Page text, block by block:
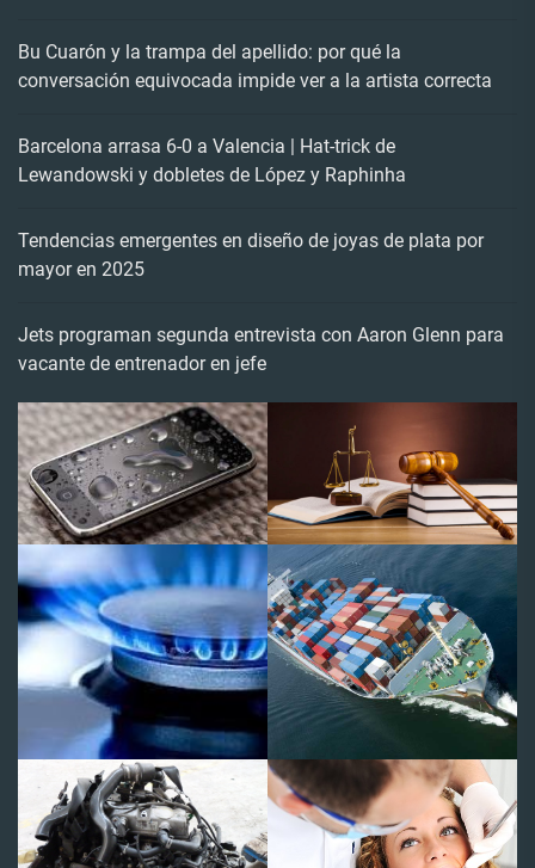
Bu Cuarón y la trampa del apellido: por qué la
conversación equivocada impide ver a la artista correcta
Barcelona arrasa 6-0 a Valencia | Hat-trick de
Lewandowski y dobletes de López y Raphinha
Tendencias emergentes en diseño de joyas de plata por
mayor en 2025
Jets programan segunda entrevista con Aaron Glenn para
vacante de entrenador en jefe